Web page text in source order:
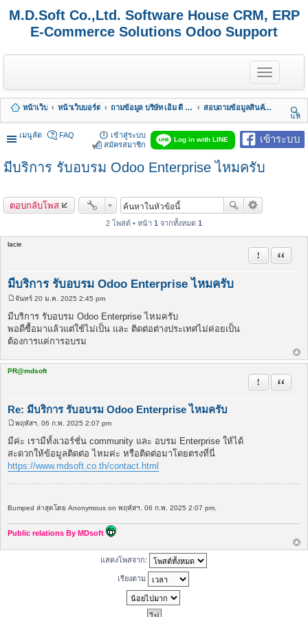
M.D.Soft Co.,Ltd. Software House CRM, ERP
E-Commerce Solutions Odoo Support
T
o
g
g
l
e
n
a
i
g
หน้าเว็บ หน้าเว็บบอร์ด ถามข้อมูล บริษัท เอ็ม ดี ซอฟต์ จำกัด
สอบถามข้อมูลสินค้า & บริการ
นห
า
เมนูลัด
เข้าระบบ
Log in with LINE
FAQ
เข้าสู่ระบบ
สมัครสมาชิก
มีบริการ รับอบรม Odoo Enterprise ไหมครับ
ตอบกลับโพส
2 โพสต์ • หน้า 1 จากทั้งหมด 1
lacie
มีบริการ รับอบรม Odoo Enterprise ไหมครับ
รายงานในข้
อ้างคำ
พ
ส
ต์
จันทร์ 20 ม.ค. 2025 2:45 pm
มีบริการ รับอบรม Odoo Enterprise ไหมครับ
พอดีซื้อมาแล้วแต่ใช้ไม่เป็น และ ติดต่อต่างประเทศไม่ค่อยเป็น
ต้องการแค่การอบรม
PR@mdsoft
Re: มีบริการ รับอบรม Odoo Enterprise ไหมครับ
รายงานในข้
อ้างคำ
พ
ส
ต์
พฤหัสฯ. 06 ก.พ. 2025 2:07 pm
มีค่ะ เรามีทั้งเวอร์ชั่น community และ อบรม Enterprise ให้ได้
สะดวกให้ข้อมูลติดต่อ ไหมค่ะ หรือติดต่อมาโดยตรงที่นี่
https://www.mdsoft.co.th/contact.html
Bumped ล่าสุดโดย Anonymous on พฤหัสฯ. 06 ก.พ. 2025 2:07 pm.
Public relations By MDsoft
แสดงโพสจาก:
เรียงตาม